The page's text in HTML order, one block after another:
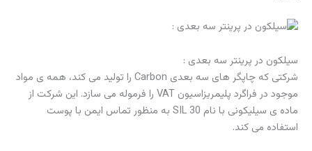
سیلکون در پرینتر سه بعدی :
شرکتی که چاپگر های سه بعدی Carbon را تولید می کند، همه ی مواد
موجود در فراگرد پلیمریزاسیون VAT را فرموله می سازد. این شرکت از
ماده ی سیلیکونی با نام SIL 30 به منظور تماس ایمن با پوست
استفاده می کند.